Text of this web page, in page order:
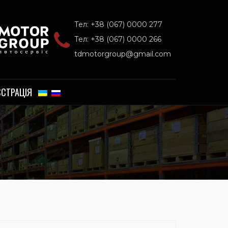
Тел: +38 (067) 0000 277
Тел: +38 (067) 0000 266
tdmotorgroup@gmail.com